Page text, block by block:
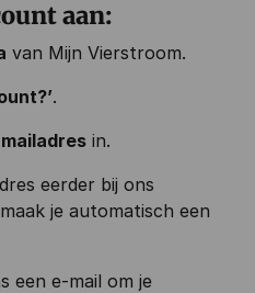
aan:
van Mijn Vierstroom.
.
in.
eerder bij ons
je automatisch een
een e-mail om je